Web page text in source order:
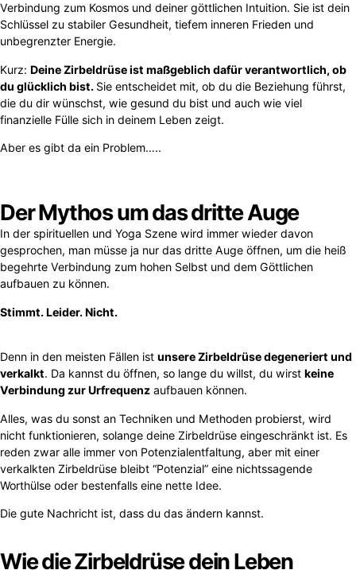
Verbindung zum Kosmos und deiner göttlichen Intuition. Sie ist dein
Schlüssel zu stabiler Gesundheit, tiefem inneren Frieden und
unbegrenzter Energie.
Kurz: Deine Zirbeldrüse ist maßgeblich dafür verantwortlich, ob
du glücklich bist. Sie entscheidet mit, ob du die Beziehung führst,
die du dir wünschst, wie gesund du bist und auch wie viel
finanzielle Fülle sich in deinem Leben zeigt.
Aber es gibt da ein Problem…..
Der Mythos um das dritte Auge
In der spirituellen und Yoga Szene wird immer wieder davon
gesprochen, man müsse ja nur das dritte Auge öffnen, um die heiß
begehrte Verbindung zum hohen Selbst und dem Göttlichen
aufbauen zu können.
Stimmt. Leider. Nicht.
Denn in den meisten Fällen ist unsere Zirbeldrüse degeneriert und
verkalkt. Da kannst du öffnen, so lange du willst, du wirst keine
Verbindung zur Urfrequenz aufbauen können.
Alles, was du sonst an Techniken und Methoden probierst, wird
nicht funktionieren, solange deine Zirbeldrüse eingeschränkt ist. Es
reden zwar alle immer von Potenzialentfaltung, aber mit einer
verkalkten Zirbeldrüse bleibt “Potenzial” eine nichtssagende
Worthülse oder bestenfalls eine nette Idee.
Die gute Nachricht ist, dass du das ändern kannst.
Wie die Zirbeldrüse dein Leben